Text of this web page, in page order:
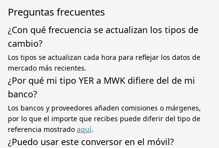
Preguntas frecuentes
¿Con qué frecuencia se actualizan los tipos de
cambio?
Los tipos se actualizan cada hora para reflejar los datos de
mercado más recientes.
¿Por qué mi tipo YER a MWK difiere del de mi
banco?
Los bancos y proveedores añaden comisiones o márgenes,
por lo que el importe que recibes puede diferir del tipo de
referencia mostrado aquí.
¿Puedo usar este conversor en el móvil?